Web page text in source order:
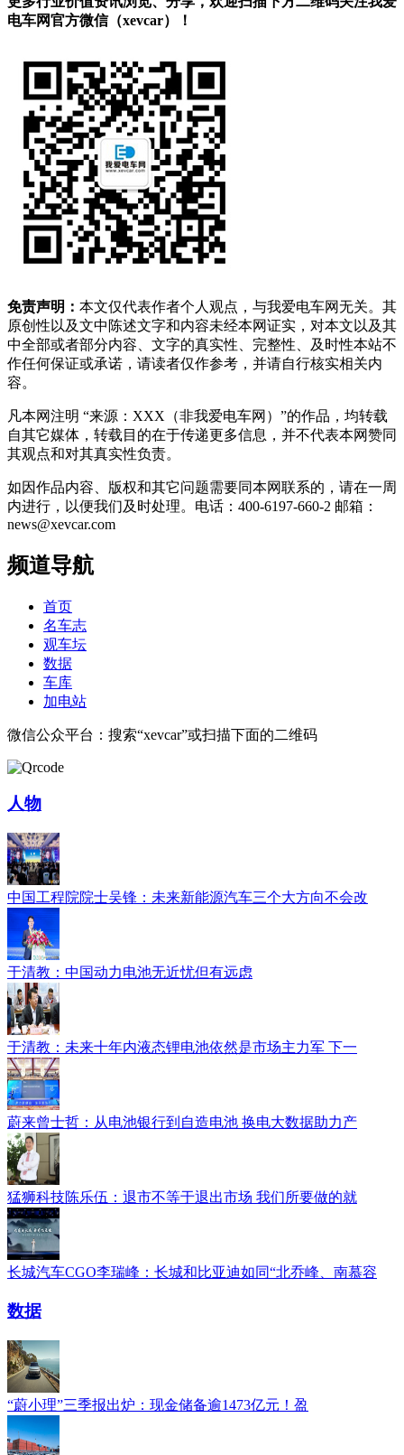
电车网官方微信（xevcar）！
免责声明： 本文仅代表作者个人观点，与我爱电车网无关。其
原创性以及文中陈述文字和内容未经本网证实，对本文以及其
中全部或者部分内容、文字的真实性、完整性、及时性本站不
作任何保证或承诺，请读者仅作参考，并请自行核实相关内
容。
凡本网注明 “来源：XXX（非我爱电车网）”的作品，均转载
自其它媒体，转载目的在于传递更多信息，并不代表本网赞同
其观点和对其真实性负责。
如因作品内容、版权和其它问题需要同本网联系的，请在一周
内进行，以便我们及时处理。电话：400-6197-660-2 邮箱：
news@xevcar.com
频道导航
首页
名车志
观车坛
数据
车库
加电站
微信公众平台：搜索“xevcar”或扫描下面的二维码
人物
中国工程院院士吴锋：未来新能源汽车三个大方向不会改
于清教：中国动力电池无近忧但有远虑
于清教：未来十年内液态锂电池依然是市场主力军 下一
蔚来曾士哲：从电池银行到自造电池 换电大数据助力产
猛狮科技陈乐伍：退市不等于退出市场 我们所要做的就
长城汽车CGO李瑞峰：长城和比亚迪如同“北乔峰、南慕容
数据
“蔚小理”三季报出炉：现金储备逾1473亿元！盈